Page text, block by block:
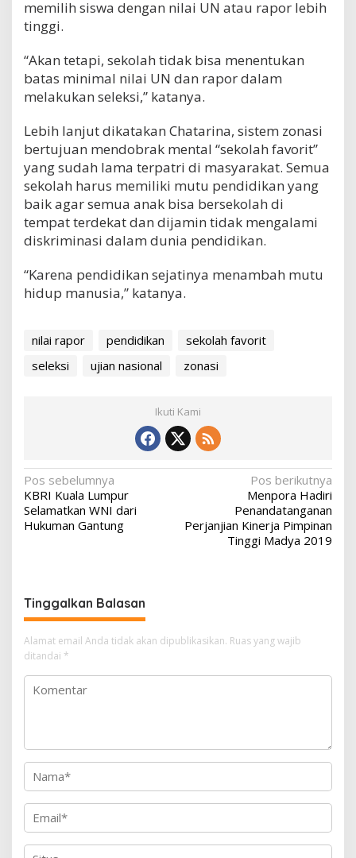
memilih siswa dengan nilai UN atau rapor lebih
tinggi.
“Akan tetapi, sekolah tidak bisa menentukan
batas minimal nilai UN dan rapor dalam
melakukan seleksi,” katanya.
Lebih lanjut dikatakan Chatarina, sistem zonasi
bertujuan mendobrak mental “sekolah favorit”
yang sudah lama terpatri di masyarakat. Semua
sekolah harus memiliki mutu pendidikan yang
baik agar semua anak bisa bersekolah di
tempat terdekat dan dijamin tidak mengalami
diskriminasi dalam dunia pendidikan.
“Karena pendidikan sejatinya menambah mutu
hidup manusia,” katanya.
nilai rapor pendidikan
sekolah favorit
seleksi
ujian nasional zonasi
Ikuti Kami
N
a
v
a
s
i
p
o
Pos sebelumnya
KBRI Kuala Lumpur
Selamatkan WNI dari
Hukuman Gantung
Pos berikutnya
Menpora Hadiri
Penandatanganan
Perjanjian Kinerja Pimpinan
Tinggi Madya 2019
Tinggalkan Balasan
Alamat email Anda tidak akan dipublikasikan. Ruas yang wajib
ditandai *